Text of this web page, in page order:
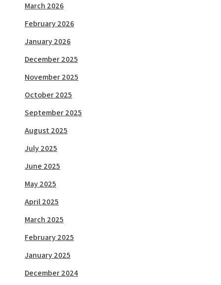
March 2026
February 2026
January 2026
December 2025
November 2025
October 2025
September 2025
August 2025
July 2025
June 2025
May 2025
April 2025
March 2025
February 2025
January 2025
December 2024